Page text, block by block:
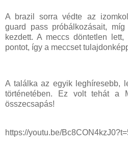
A brazil sorra védte az
guard pass próbálkozásait,
kezdett. A meccs döntetlen
pontot, így a meccset
A találka az egyik leghíresebb,
történetében. Ez volt tehát a
összecsapás!
https://youtu.be/